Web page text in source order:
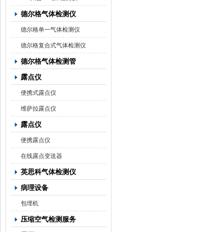
德尔格气体检测仪
德尔格单一气体检测仪
德尔格复合式气体检测仪
德尔格气体检测管
露点仪
便携式露点仪
维萨拉露点仪
露点仪
便携露点仪
在线露点变送器
英思科气体检测仪
病理设备
包埋机
压缩空气检测服务